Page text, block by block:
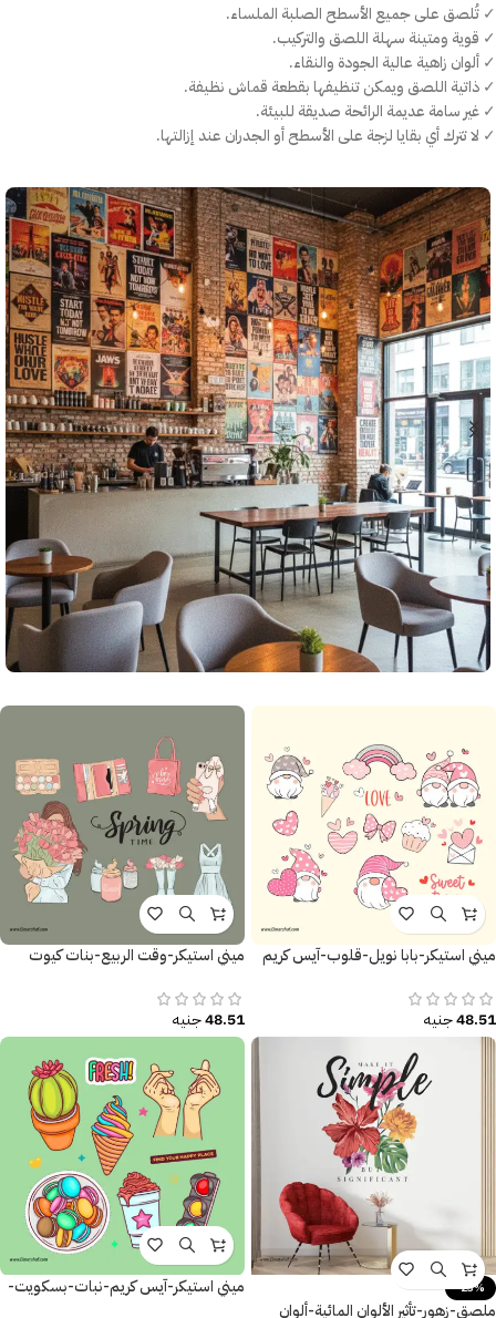
✓ تُلصق على جميع الأسطح الصلبة الملساء.
✓ قوية ومتينة سهلة اللصق والتركيب.
✓ ألوان زاهية عالية الجودة والنقاء.
✓ ذاتية اللصق ويمكن تنظيفها بقطعة قماش نظيفة.
✓ غير سامة عديمة الرائحة صديقة للبيئة.
✓ لا تترك أي بقايا لزجة على الأسطح أو الجدران عند إزالتها.
ميني استيكر-بابا نويل-قلوب-آيس كريم
48.51جنيه
ميني استيكر-وقت الربيع-بنات كيوت
48.51جنيه
-23%
ملصق-زهور-تأثير الألوان المائية-ألوان
ميني استيكر-آيس كريم-نبات-بسكويت-